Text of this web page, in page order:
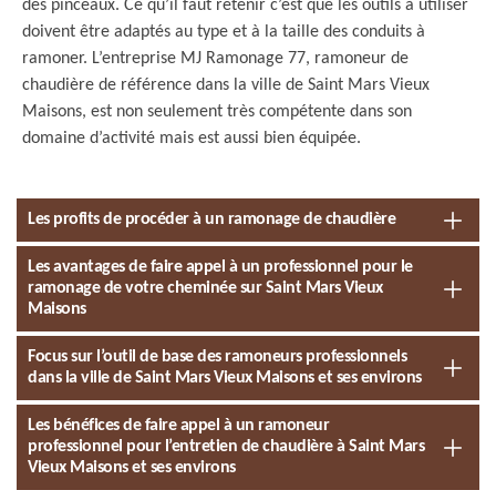
des pinceaux. Ce qu’il faut retenir c’est que les outils à utiliser
doivent être adaptés au type et à la taille des conduits à
ramoner. L’entreprise MJ Ramonage 77, ramoneur de
chaudière de référence dans la ville de Saint Mars Vieux
Maisons, est non seulement très compétente dans son
domaine d’activité mais est aussi bien équipée.
Les profits de procéder à un ramonage de chaudière
Les avantages de faire appel à un professionnel pour le
ramonage de votre cheminée sur Saint Mars Vieux
Maisons
Focus sur l’outil de base des ramoneurs professionnels
dans la ville de Saint Mars Vieux Maisons et ses environs
Les bénéfices de faire appel à un ramoneur
professionnel pour l’entretien de chaudière à Saint Mars
Vieux Maisons et ses environs